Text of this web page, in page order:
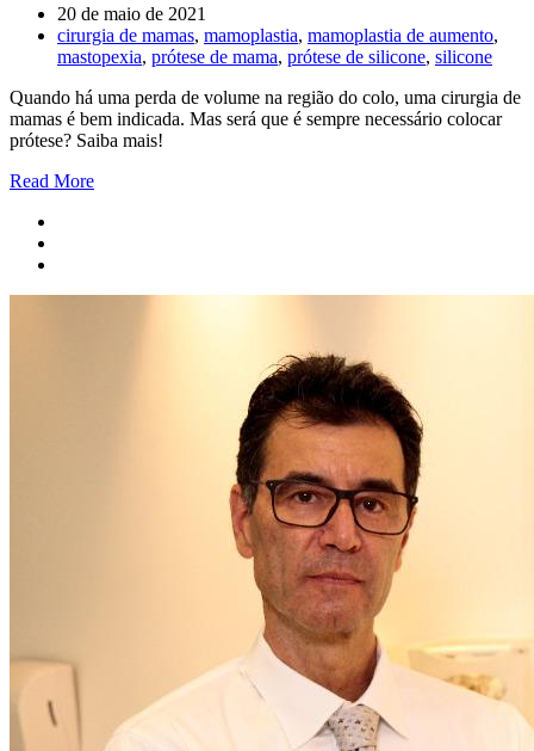
20 de maio de 2021
cirurgia de mamas, mamoplastia, mamoplastia de aumento,
mastopexia, prótese de mama, prótese de silicone, silicone
Quando há uma perda de volume na região do colo, uma cirurgia de
mamas é bem indicada. Mas será que é sempre necessário colocar
prótese? Saiba mais!
Read More